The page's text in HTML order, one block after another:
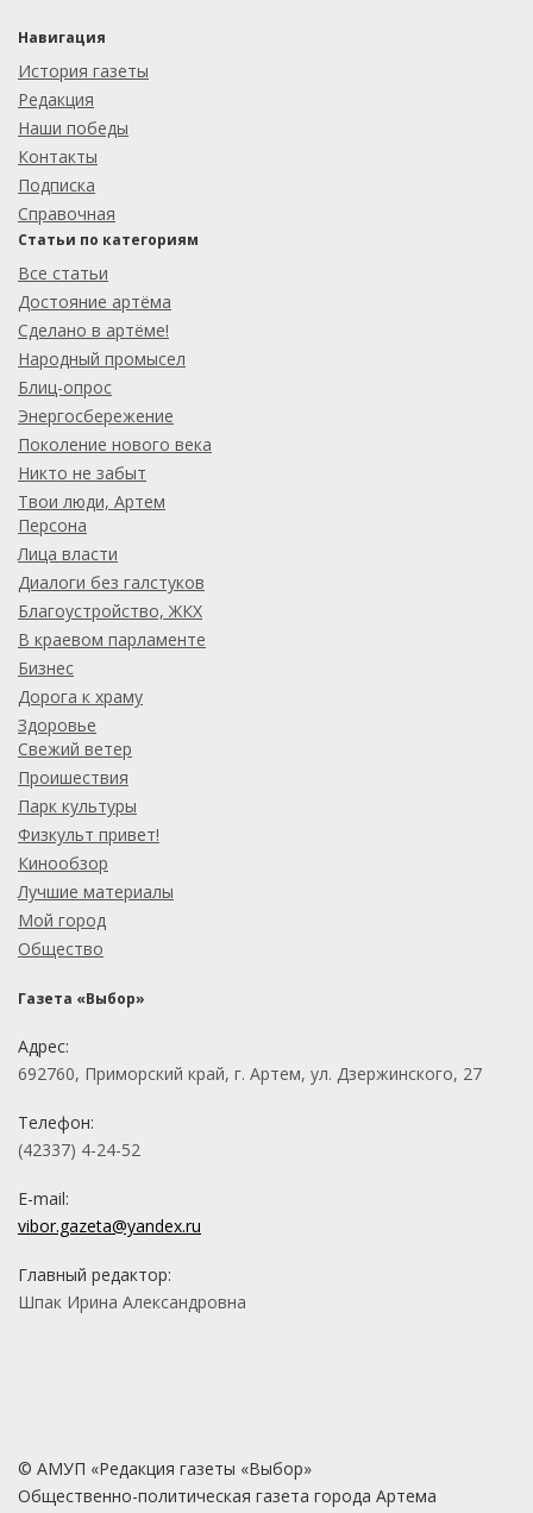
Навигация
История газеты
Редакция
Наши победы
Контакты
Подписка
Справочная
Статьи по категориям
Все статьи
Достояние артёма
Сделано в артёме!
Народный промысел
Блиц-опрос
Энергосбережение
Поколение нового века
Никто не забыт
Твои люди, Артем
Персона
Лица власти
Диалоги без галстуков
Благоустройство, ЖКХ
В краевом парламенте
Бизнес
Дорога к храму
Здоровье
Свежий ветер
Проишествия
Парк культуры
Физкульт привет!
Кинообзор
Лучшие материалы
Мой город
Общество
Газета «Выбор»
Адрес:
692760, Приморский край, г. Артем, ул. Дзержинского, 27
Телефон:
(42337) 4-24-52
E-mail:
vibor.gazeta@yandex.ru
Главный редактор:
Шпак Ирина Александровна
© АМУП «Редакция газеты «Выбор»
Общественно-политическая газета города Артема